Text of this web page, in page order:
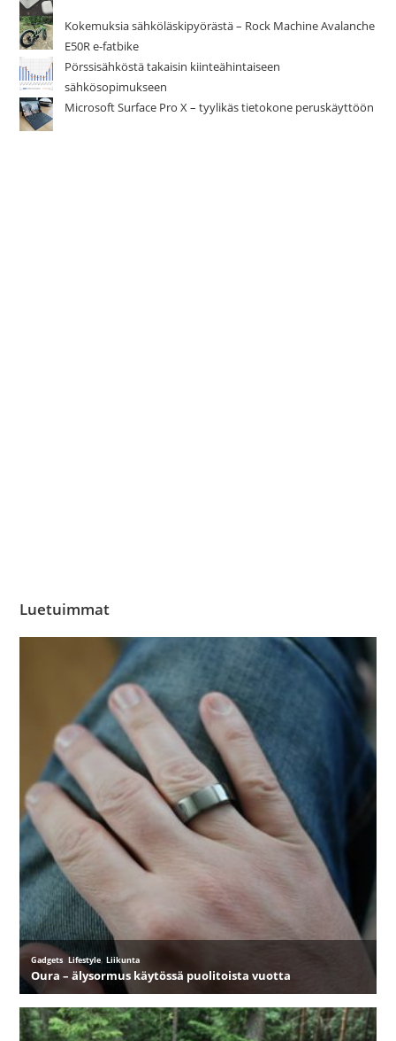
Kokemuksia sähköläskipyörästä – Rock Machine Avalanche
E50R e-fatbike
Pörssisähköstä takaisin kiinteähintaiseen
sähkösopimukseen
Microsoft Surface Pro X – tyylikäs tietokone peruskäyttöön
Luetuimmat